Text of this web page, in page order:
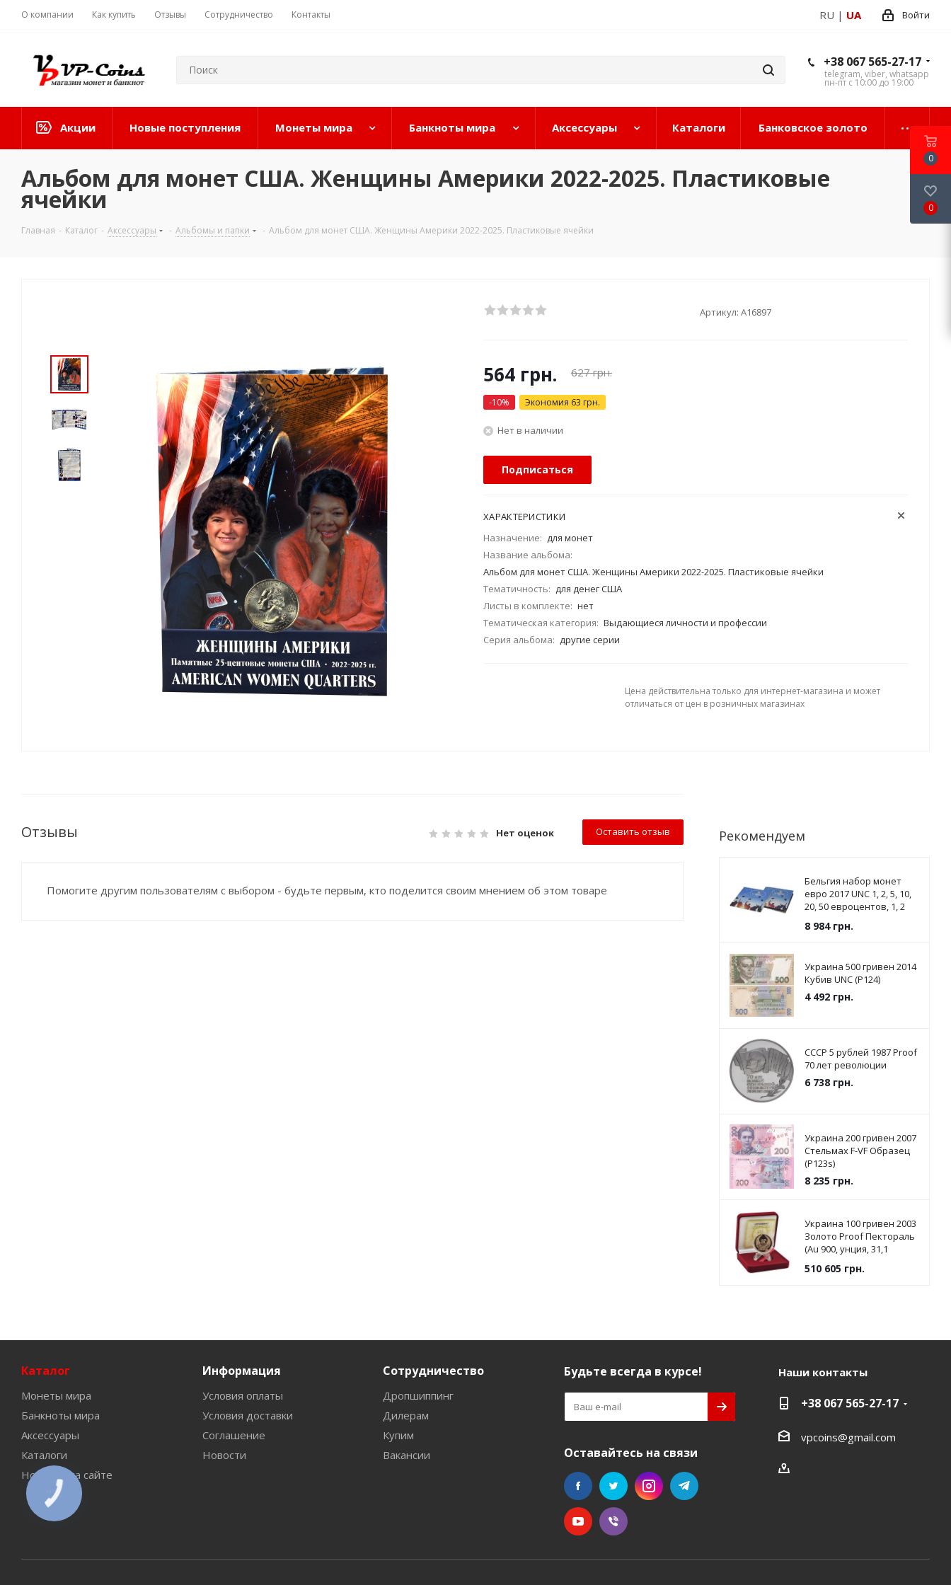
О компании Как купить Отзывы Сотрудничество Контакты Войти
RU | UA
+38 067 565-27-17
telegram, viber, whatsapp
пн-пт с 10:00 до 19:00
Акции Новые поступления Монеты мира Банкноты мира Аксессуары Каталоги Банковское золото
Альбом для монет США. Женщины Америки 2022-2025. Пластиковые
ячейки
Главная - Каталог - Аксессуары - Альбомы и папки - Альбом для монет США. Женщины Америки 2022-2025. Пластиковые ячейки
Артикул: А16897
564 грн. 627грн.
-10% Экономия 63 грн.
Нет в наличии
Подписаться
ХАРАКТЕРИСТИКИ
Назначение: для монет
Название альбома:
Альбом для монет США. Женщины Америки 2022-2025. Пластиковые ячейки
Тематичность: для денег США
Листы в комплекте: нет
Тематическая категория: Выдающиеся личности и профессии
Серия альбома: другие серии
Цена действительна только для интернет-магазина и может
отличаться от цен в розничных магазинах
Отзывы Нет оценок Оставить отзыв
Помогите другим пользователям с выбором - будьте первым, кто поделится своим мнением об этом товаре
Рекомендуем
Бельгия набор монет
евро 2017 UNC 1, 2, 5, 10,
20, 50 евроцентов, 1, 2
упаковке
8 984грн.
Украина 500 гривен 2014
Кубив UNC (P124)
4 492грн.
СССР 5 рублей 1987 Proof
70 лет революции
6 738грн.
Украина 200 гривен 2007
Стельмах F-VF Образец
(P123s)
8 235 грн.
Украина 100 гривен 2003
Золото Proof Пектораль
(Au 900, унция, 31,1
510 605 грн.
Каталог
Монеты мира
Банкноты мира
Аксессуары
Каталоги
Новинки на сайте
Информация
Условия оплаты
Условия доставки
Соглашение
Новости
Сотрудничество
Дропшиппинг
Дилерам
Купим
Вакансии
Будьте всегда в курсе!
Оставайтесь на связи
Наши контакты
+38 067 565-27-17
vpcoins@gmail.com
0
0
КНОПКА
СВЯЗИ